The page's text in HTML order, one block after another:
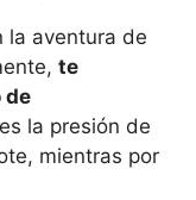
la aventura de
te
de
la presión de
mientras por